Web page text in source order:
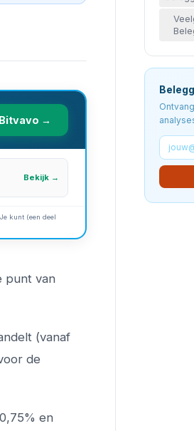
→
Bekijk →
kunt (een deel
punt van
(vanaf
de
en